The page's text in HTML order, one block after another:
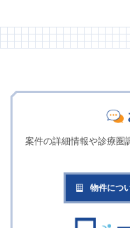
案件の詳細情報や診療圏
物件につ